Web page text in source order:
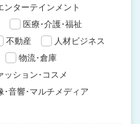
ンターテインメント
医療･介護･福祉
不動産
人材ビジネス
物流･倉庫
ッション･コスメ
･音響･マルチメディア